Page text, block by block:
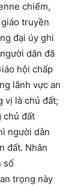
chiếm,
truyền
đại úy ghi
dân đã
hội chấp
lãnh vực an
vị là chủ đất;
chủ đất
người dân
đất. Nhân
số
trọng này